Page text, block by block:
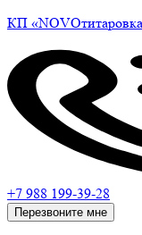
КП
+7 988 199-39-28
Перезвоните мне